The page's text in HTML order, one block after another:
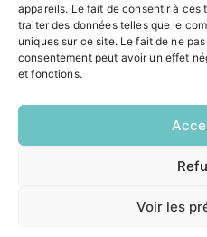
appareils. Le fait de consentir à ces
traiter des données telles que le
uniques sur ce site. Le fait de ne
consentement peut avoir un effet
et fonctions.
Voir les
Contacter la mairie
Pôle santé
Le Saucatais
Formalités administratives
INFORMATIONS
Mentions légales